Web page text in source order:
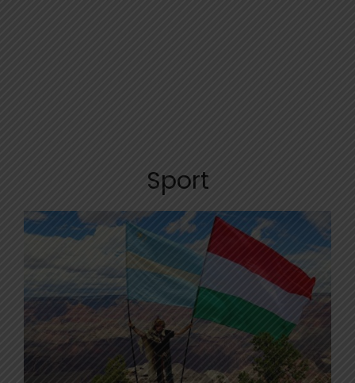
Sport